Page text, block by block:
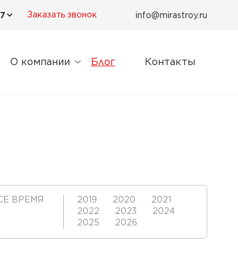
Заказать звонок info@mirastroy.ru
О компании Блог Контакты
ВРЕМЯ 2019 2020
2021
2022
2023
2024
2025
2026